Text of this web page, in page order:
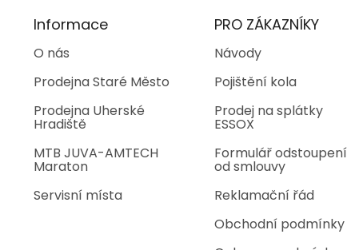
Informace
O nás
Prodejna Staré Město
Prodejna Uherské
Hradiště
MTB JUVA-AMTECH
Maraton
Servisní místa
PRO ZÁKAZNÍKY
Návody
Pojištění kola
Prodej na splátky
ESSOX
Formulář odstoupení
od smlouvy
Reklamační řád
Obchodní podmínky